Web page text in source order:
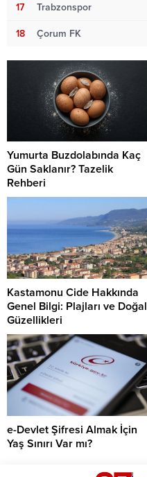
17 Trabzonspor
18 Çorum FK
Yumurta Buzdolabında Kaç
Gün Saklanır? Tazelik
Rehberi
Kastamonu Cide Hakkında
Genel Bilgi: Plajları ve Doğal
Güzellikleri
e-Devlet Şifresi Almak İçin
Yaş Sınırı Var mı?